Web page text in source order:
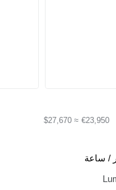
€23,950
≈ $27,670